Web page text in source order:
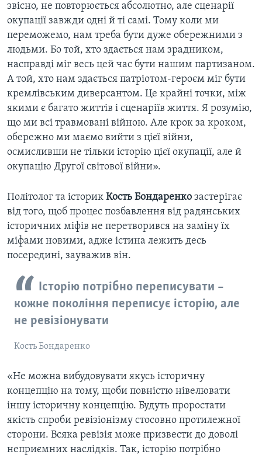
звісно, не повторюється абсолютно, але сценарії
окупації завжди одні й ті самі. Тому коли ми
переможемо, нам треба бути дуже обережними з
людьми. Бо той, хто здається нам зрадником,
насправді міг весь цей час бути нашим партизаном.
А той, хто нам здається патріотом-героєм міг бути
кремлівським диверсантом. Це крайні точки, між
якими є багато життів і сценаріїв життя. Я розумію,
що ми всі травмовані війною. Але крок за кроком,
обережно ми маємо вийти з цієї війни,
осмисливши не тільки історію цієї окупації, але й
окупацію Другої світової війни».
Політолог та історик Кость Бондаренко застерігає
від того, щоб процес позбавлення від радянських
історичних міфів не перетворився на заміну їх
міфами новими, адже істина лежить десь
посередині, зауважив він.
Історію потрібно переписувати –
кожне покоління переписує історію, але
не ревізіонувати
Кость Бондаренко
«Не можна вибудовувати якусь історичну
концепцію на тому, щоби повністю нівелювати
іншу історичну концепцію. Будуть проростати
якість спроби ревізіонізму стосовно протилежної
сторони. Всяка ревізія може призвести до доволі
неприємних наслідків. Так, історію потрібно